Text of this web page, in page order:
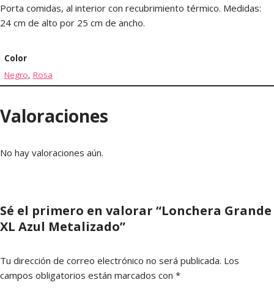
Porta comidas, al interior con recubrimiento térmico. Medidas:
24 cm de alto por 25 cm de ancho.
Color
Negro, Rosa
Valoraciones
No hay valoraciones aún.
Sé el primero en valorar “Lonchera Grande
XL Azul Metalizado”
Tu dirección de correo electrónico no será publicada. Los
campos obligatorios están marcados con *